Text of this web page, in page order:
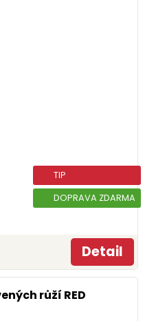
TIP
DOPRAVA ZDARMA
Detail
růží RED